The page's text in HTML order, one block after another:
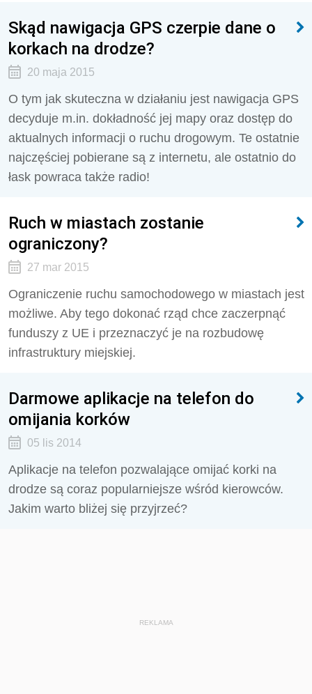
Skąd nawigacja GPS czerpie dane o
korkach na drodze?
20 maja 2015
O tym jak skuteczna w działaniu jest nawigacja GPS
decyduje m.in. dokładność jej mapy oraz dostęp do
aktualnych informacji o ruchu drogowym. Te ostatnie
najczęściej pobierane są z internetu, ale ostatnio do
łask powraca także radio!
Ruch w miastach zostanie
ograniczony?
27 mar 2015
Ograniczenie ruchu samochodowego w miastach jest
możliwe. Aby tego dokonać rząd chce zaczerpnąć
funduszy z UE i przeznaczyć je na rozbudowę
infrastruktury miejskiej.
Darmowe aplikacje na telefon do
omijania korków
05 lis 2014
Aplikacje na telefon pozwalające omijać korki na
drodze są coraz popularniejsze wśród kierowców.
Jakim warto bliżej się przyjrzeć?
REKLAMA